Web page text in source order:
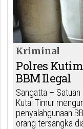
Kriminal
Polres
BBM Ilegal
Sangatta –
Kutai Timur
penyalahgunaan
orang tersangka